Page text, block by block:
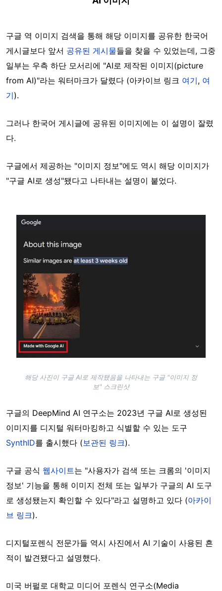
구글 역 이미지 검색을 통해 해당 이미지를 공유한 한국어
게시글보다 앞서 공유된 게시물들을 찾을 수 있었는데, 그중
일부는 우측 하단 모서리에 "AI로 제작된 이미지(picture
from AI)"라는 워터마크가 달렸다 (아카이브 링크 여기, 여
기).
그러나 한국어 게시글에 공유된 이미지에는 이 설명이 잘렸
다.
구글에서 제공하는 "이미지 정보"에도 역시 해당 이미지가
"구글 AI로 생성"됐다고 나타내는 설명이 붙었다.
Image
해당 사진이 구글 AI로 제작됐음을 나타내는 구글 "이미지 정
보" 스크린샷
구글의 DeepMind AI 연구소는 2023년 구글 AI로 생성된
이미지를 디지털 워터마킹하고 식별할 수 있는 도구
SynthID를 출시했다 ( 보관된 링크).
구글 공식 웹사이트는 "사용자가 검색 또는 크롬의 '이미지
정보' 기능을 통해 이미지 전체 또는 일부가 구글의 AI 도구
로 생성됐는지 확인할 수 있다"라고 설명하고 있다 (아카이
브 링크).
디지털포렌식 전문가들 역시 사진에서 AI 기술이 사용된 흔
적이 발견됐다고 설명했다.
미국 버펄로 대학교 미디어 포렌식 연구소(Media